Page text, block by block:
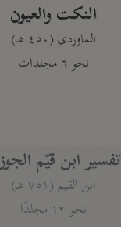
النكت والعيون
الماوردي (٤٥٠ هـ)
نحو ٦ مجلدات
تفسير ابن قيّم
ابن القيم (٧٥١ هـ)
نحو ١٢ مجلدًا